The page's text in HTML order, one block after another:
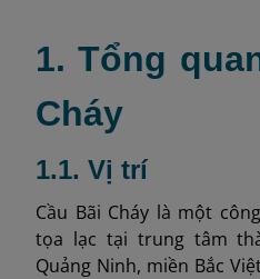
1. Tổng
Cháy
1.1. Vị trí
Cầu Bãi Cháy là một
tọa lạc tại trung tâm
Quảng Ninh, miền Bắc